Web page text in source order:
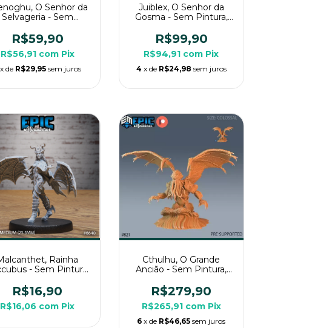
O Senhor da
Selvageria - Sem
Grande Para Rpg de
Mesa
R$59,90
R$56,91 com Pix
x de R$29,95 sem juros
Juiblex, O Senhor da
Gosma - Sem Pintura,
Para Rpg de Mesa
R$99,90
R$94,91 com Pix
4 x de R$24,98 sem juros
Rainha
- Sem Pintura,
Rpg
R$16,90
R$16,06 com Pix
Cthulhu, O Grande
Ancião - Sem Pintura,
Para Rpg de Mesa
R$279,90
R$265,91 com Pix
6 x de R$46,65 sem juros